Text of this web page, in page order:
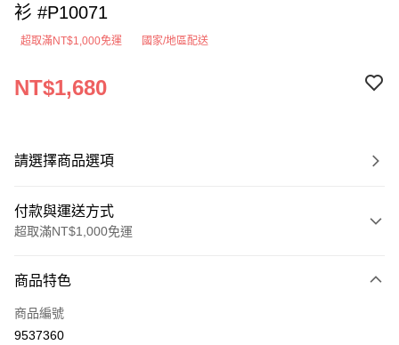
衫 #P10071
超取滿NT$1,000免運 國家/地區配送
NT$1,680
請選擇商品選項
付款與運送方式
超取滿NT$1,000免運
信用卡一次付款
超商取貨付款
商品特色
商品編號
9537360